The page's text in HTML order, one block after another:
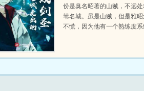
份是臭名昭著的山贼，不远处
苇名城。虽是山贼，但是雅
不慌，因为他有一个熟练度系
鬼庭雅孝。他二哥名为鬼庭雅